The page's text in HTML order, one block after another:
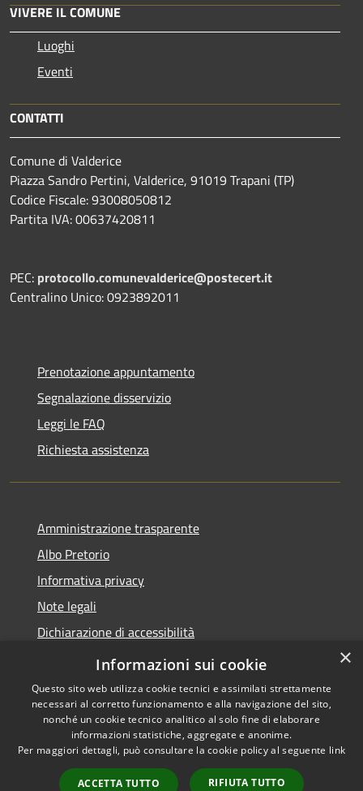
VIVERE IL COMUNE
Luoghi
Eventi
CONTATTI
Comune di Valderice
Piazza Sandro Pertini, Valderice, 91019 Trapani (TP)
Codice Fiscale: 93008050812
Partita IVA: 00637420811
PEC: protocollo.comunevalderice@postecert.it
Centralino Unico: 0923892011
Prenotazione appuntamento
Segnalazione disservizio
Leggi le FAQ
Richiesta assistenza
Amministrazione trasparente
Albo Pretorio
Informativa privacy
Note legali
Dichiarazione di accessibilità
Informativa Privacy Videosorveglianza
Accessibilità
Copyright © 2026 • Comune di
Valderice • Powered by
Municipium•
Accesso
×
Informazioni sui cookie
Questo sito web utilizza cookie tecnici e assimilati strettamente
necessari al corretto funzionamento e alla navigazione del sito,
nonché un cookie tecnico analitico al solo fine di elaborare
informazioni statistiche, aggregate e anonime.
Per maggiori dettagli, può consultare la cookie policy al seguente link
ACCETTA TUTTO RIFIUTA TUTTO